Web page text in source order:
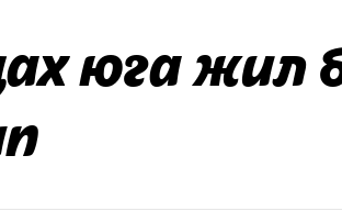
юга жил